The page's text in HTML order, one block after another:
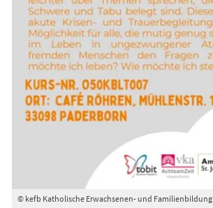
© kefb Katholische Erwachsenen- und Familienbildung